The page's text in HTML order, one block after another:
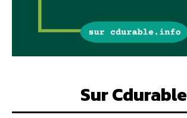
Sur Cdurable